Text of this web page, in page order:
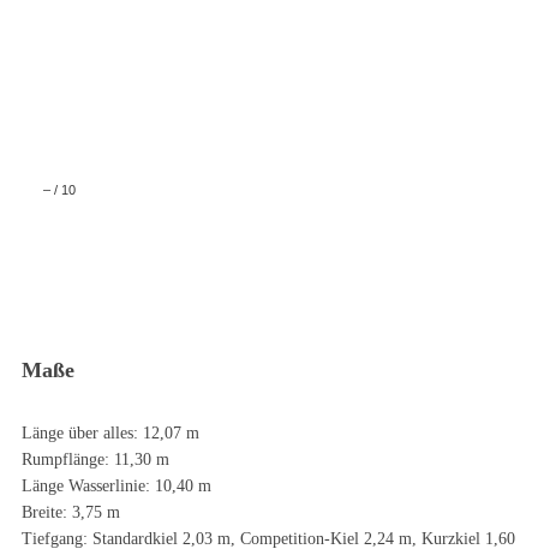
– / 10
Maße
Länge über alles: 12,07 m
Rumpflänge: 11,30 m
Länge Wasserlinie: 10,40 m
Breite: 3,75 m
Tiefgang: Standardkiel 2,03 m, Competition-Kiel 2,24 m, Kurzkiel 1,60